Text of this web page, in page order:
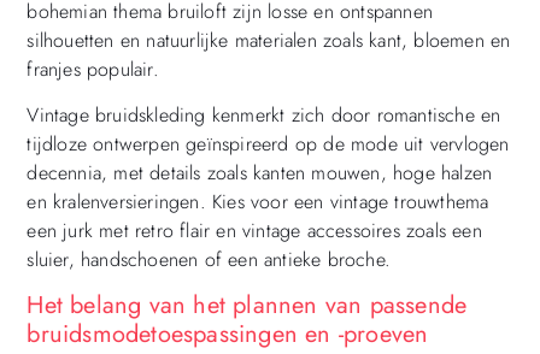
bohemian thema bruiloft zijn losse en ontspannen
silhouetten en natuurlijke materialen zoals kant, bloemen en
franjes populair.
Vintage bruidskleding kenmerkt zich door romantische en
tijdloze ontwerpen geïnspireerd op de mode uit vervlogen
decennia, met details zoals kanten mouwen, hoge halzen
en kralenversieringen. Kies voor een vintage trouwthema
een jurk met retro flair en vintage accessoires zoals een
sluier, handschoenen of een antieke broche.
Het belang van het plannen van passende
bruidsmodetoespassingen en -proeven